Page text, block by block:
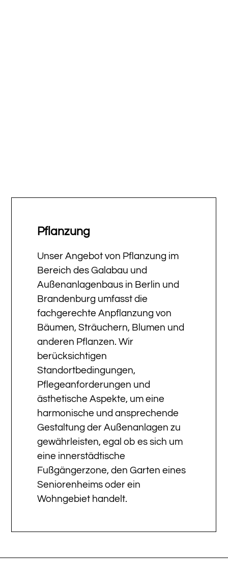
Pflanzung
Unser Angebot von Pflanzung im
Bereich des Galabau und
Außenanlagenbaus in Berlin und
Brandenburg umfasst die
fachgerechte Anpflanzung von
Bäumen, Sträuchern, Blumen und
anderen Pflanzen. Wir
berücksichtigen
Standortbedingungen,
Pflegeanforderungen und
ästhetische Aspekte, um eine
harmonische und ansprechende
Gestaltung der Außenanlagen zu
gewährleisten, egal ob es sich um
eine innerstädtische
Fußgängerzone, den Garten eines
Seniorenheims oder ein
Wohngebiet handelt.